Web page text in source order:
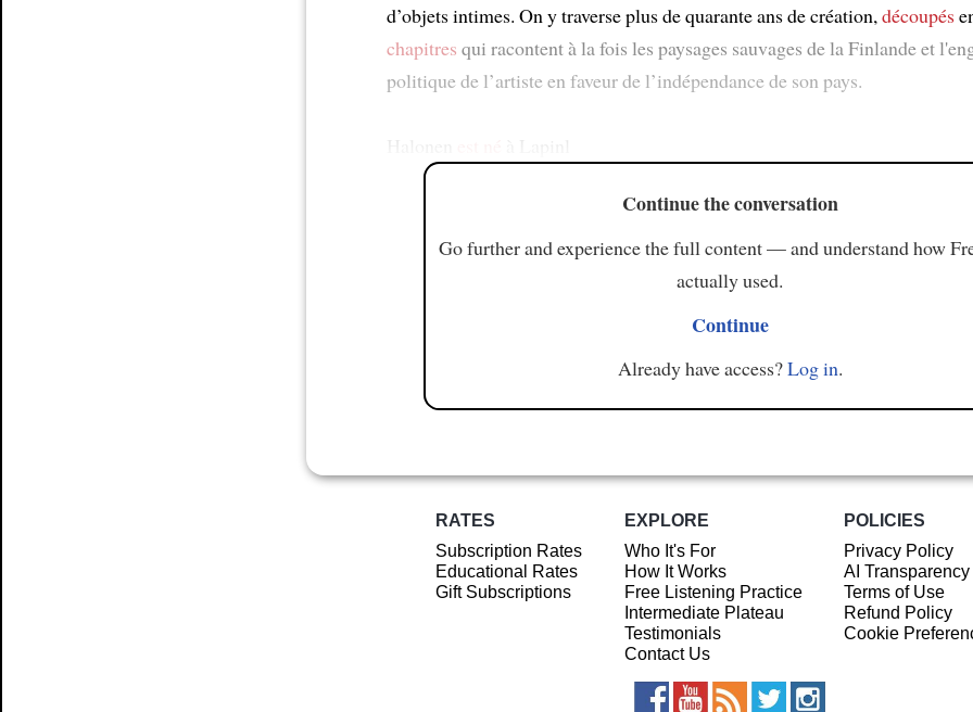
d’objets intimes. On y traverse plus de quarante ans de création, découpés
chapitres qui racontent à la fois les paysages sauvages de la Finlande et
politique de l’artiste en faveur de l’indépendance de son pays.
Continue the conversation
Go further and experience the full content — and understand how
actually used.
Continue
Already have access?Log in.
RATES
Subscription Rates
Educational Rates
Gift Subscriptions
EXPLORE
Who It's For
How It Works
Free Listening Practice
Intermediate Plateau
Testimonials
Contact Us
POLICIES
Privacy Policy
AI
Terms of Use
Refund Policy
Cookie